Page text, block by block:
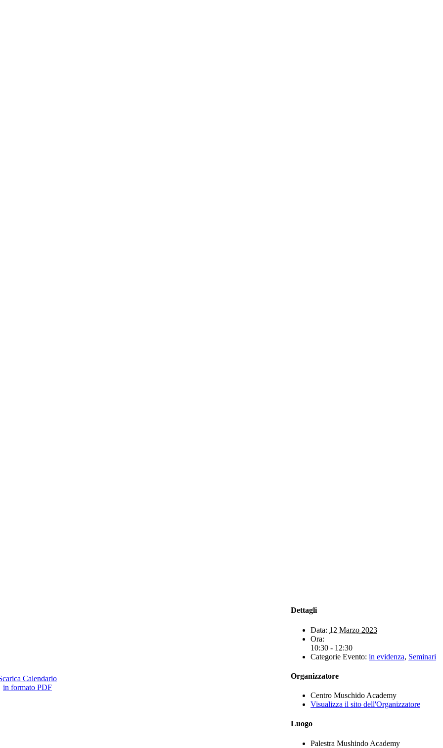
Calendario
in formato PDF
Dettagli
Data: 12 Marzo 2023
Ora:
10:30 - 12:30
Categorie Evento: in evidenza, Seminari
Organizzatore
Centro Muschido Academy
Visualizza il sito dell'Organizzatore
Luogo
Palestra Mushindo Academy